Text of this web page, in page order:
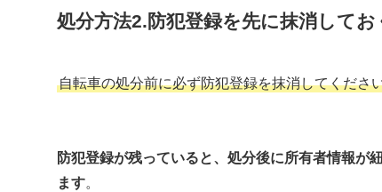
処分方法2.防犯登録を先に抹消してお
自転車の処分前に必ず防犯登録を抹消してくださ
防犯登録が残っていると、処分後に所有者情報が
ます。